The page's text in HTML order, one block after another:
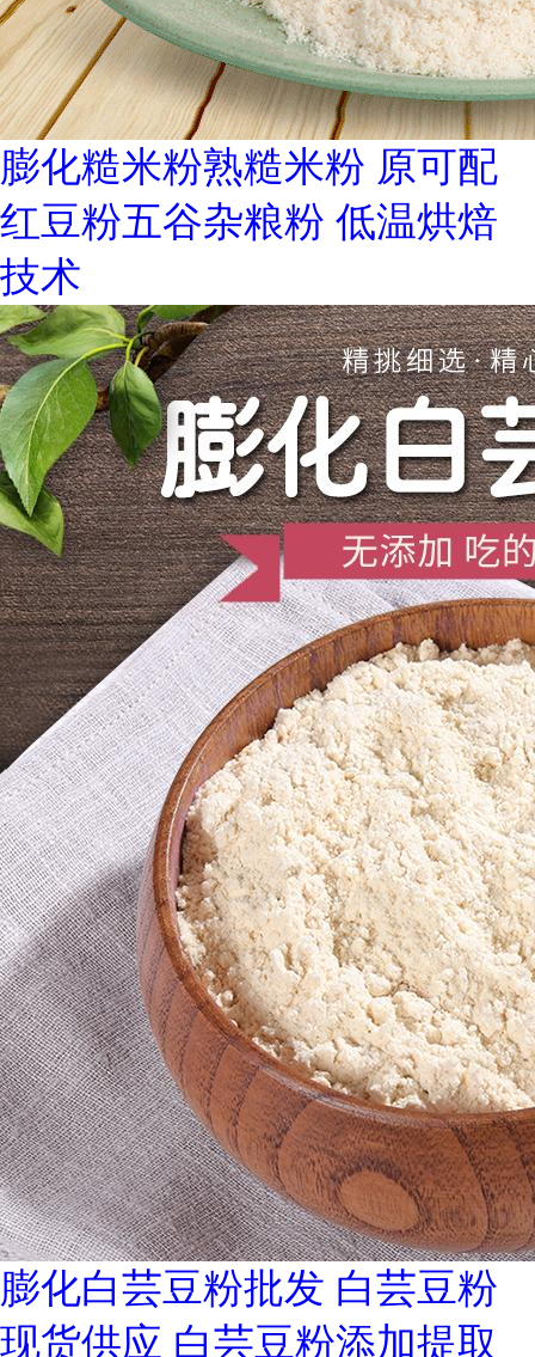
膨化糙米粉熟糙米粉 原可配
红豆粉五谷杂粮粉 低温烘焙
技术
膨化白芸豆粉批发 白芸豆粉
现货供应 白芸豆粉添加提取